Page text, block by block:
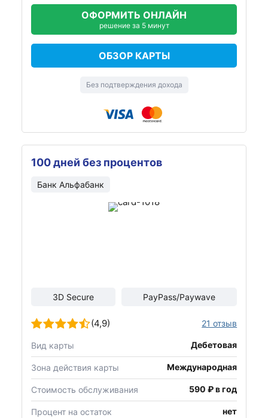
ОФОРМИТЬ ОНЛАЙН
решение за 5 минут
ОБЗОР КАРТЫ
Без подтверждения дохода
100 дней без процентов
Банк Альфабанк
3D Secure PayPass/Paywave
(4,9) 21 отзыв
Вид карты Дебетовая
Зона действия карты Международная
Стоимость обслуживания 590 ₽ в год
Процент на остаток нет